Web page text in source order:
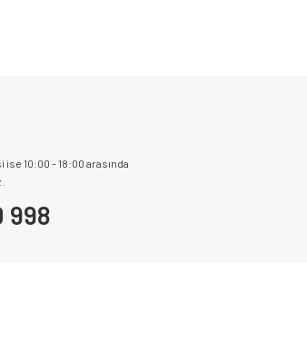
10:00 - 18:00 arasında
998